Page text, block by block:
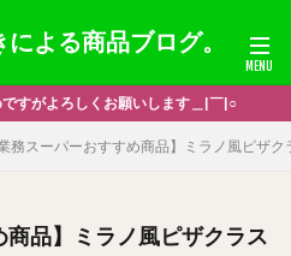
よる商品ブログ。
業務スーパーおすすめ商品】ミラノ風ピザ
商品】ミラノ風ピザクラス